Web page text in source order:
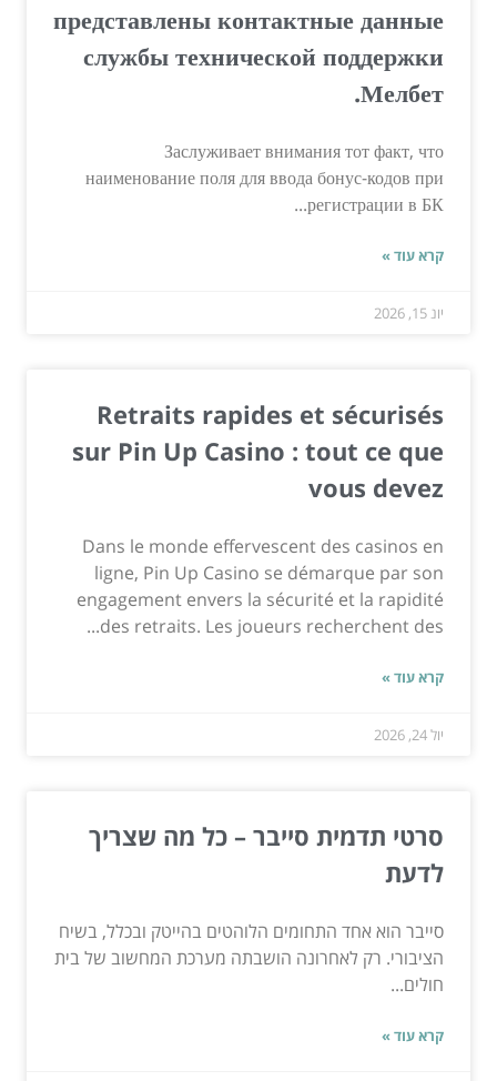
представлены контактные данные
службы технической поддержки
Мелбет.
Заслуживает внимания тот факт, что
наименование поля для ввода бонус-кодов при
регистрации в БК...
קרא עוד »
יונ 15, 2026
Retraits rapides et sécurisés
sur Pin Up Casino : tout ce que
vous devez
Dans le monde effervescent des casinos en
ligne, Pin Up Casino se démarque par son
engagement envers la sécurité et la rapidité
des retraits. Les joueurs recherchent des...
קרא עוד »
יול 24, 2026
סרטי תדמית סייבר – כל מה שצריך
לדעת
סייבר הוא אחד התחומים הלוהטים בהייטק ובכלל, בשיח
הציבורי. רק לאחרונה הושבתה מערכת המחשוב של בית
חולים...
קרא עוד »